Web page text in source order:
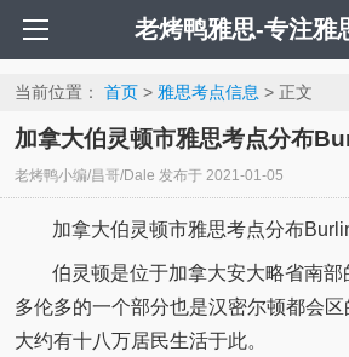
老烤鸭雅思-专注雅
当前位置： 首页> 雅思考点信息 > 正文
加拿大伯灵顿市雅思考点分布
老烤鸭小编/昌哥/Dale 发布于 2021-01-05
加拿大伯灵顿市雅思考点分布
伯灵顿是位于加拿大安大略省南
多伦多的一个部分也是汉密尔顿都会区
大约有十八万居民生活于此。